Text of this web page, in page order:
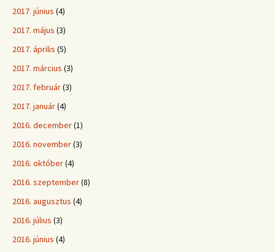
2017. június (4)
2017. május (3)
2017. április (5)
2017. március (3)
2017. február(3)
2017. január(4)
2016. december(1)
2016. november(3)
2016. október(4)
2016. szeptember(8)
2016. augusztus (4)
2016. július (3)
2016. június (4)